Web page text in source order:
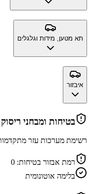
תא מטען, מידות וגלגלים
איבזור
בטיחות ומבחני ריסוק
רשימת מערכות עזר
רמת אבזור בטיחות: 0
בלימה אוטונומית